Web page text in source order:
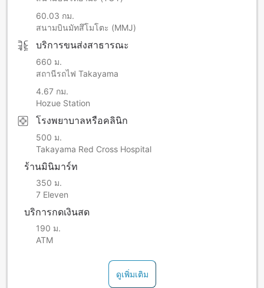
60.03 กม.
สนามบินมัทสึโมโตะ (MMJ)
บริการขนส่งสาธารณะ
660 ม.
สถานีรถไฟ Takayama
4.67 กม.
Hozue Station
โรงพยาบาลหรือคลินิก
500 ม.
Takayama Red Cross Hospital
ร้านมินิมาร์ท
350 ม.
7 Eleven
บริการกดเงินสด
190 ม.
ATM
ดูเพิ่มเติม